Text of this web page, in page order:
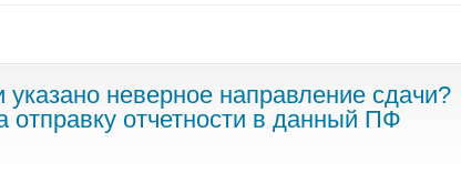
неверное направление сдачи?
отправку отчетности в данный ПФ